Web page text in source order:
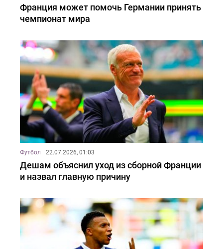
Франция может помочь Германии принять
чемпионат мира
Футбол 22.07.2026, 01:03
Дешам объяснил уход из сборной Франции
и назвал главную причину